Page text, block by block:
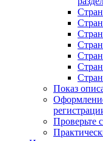
Показ
Проверьте